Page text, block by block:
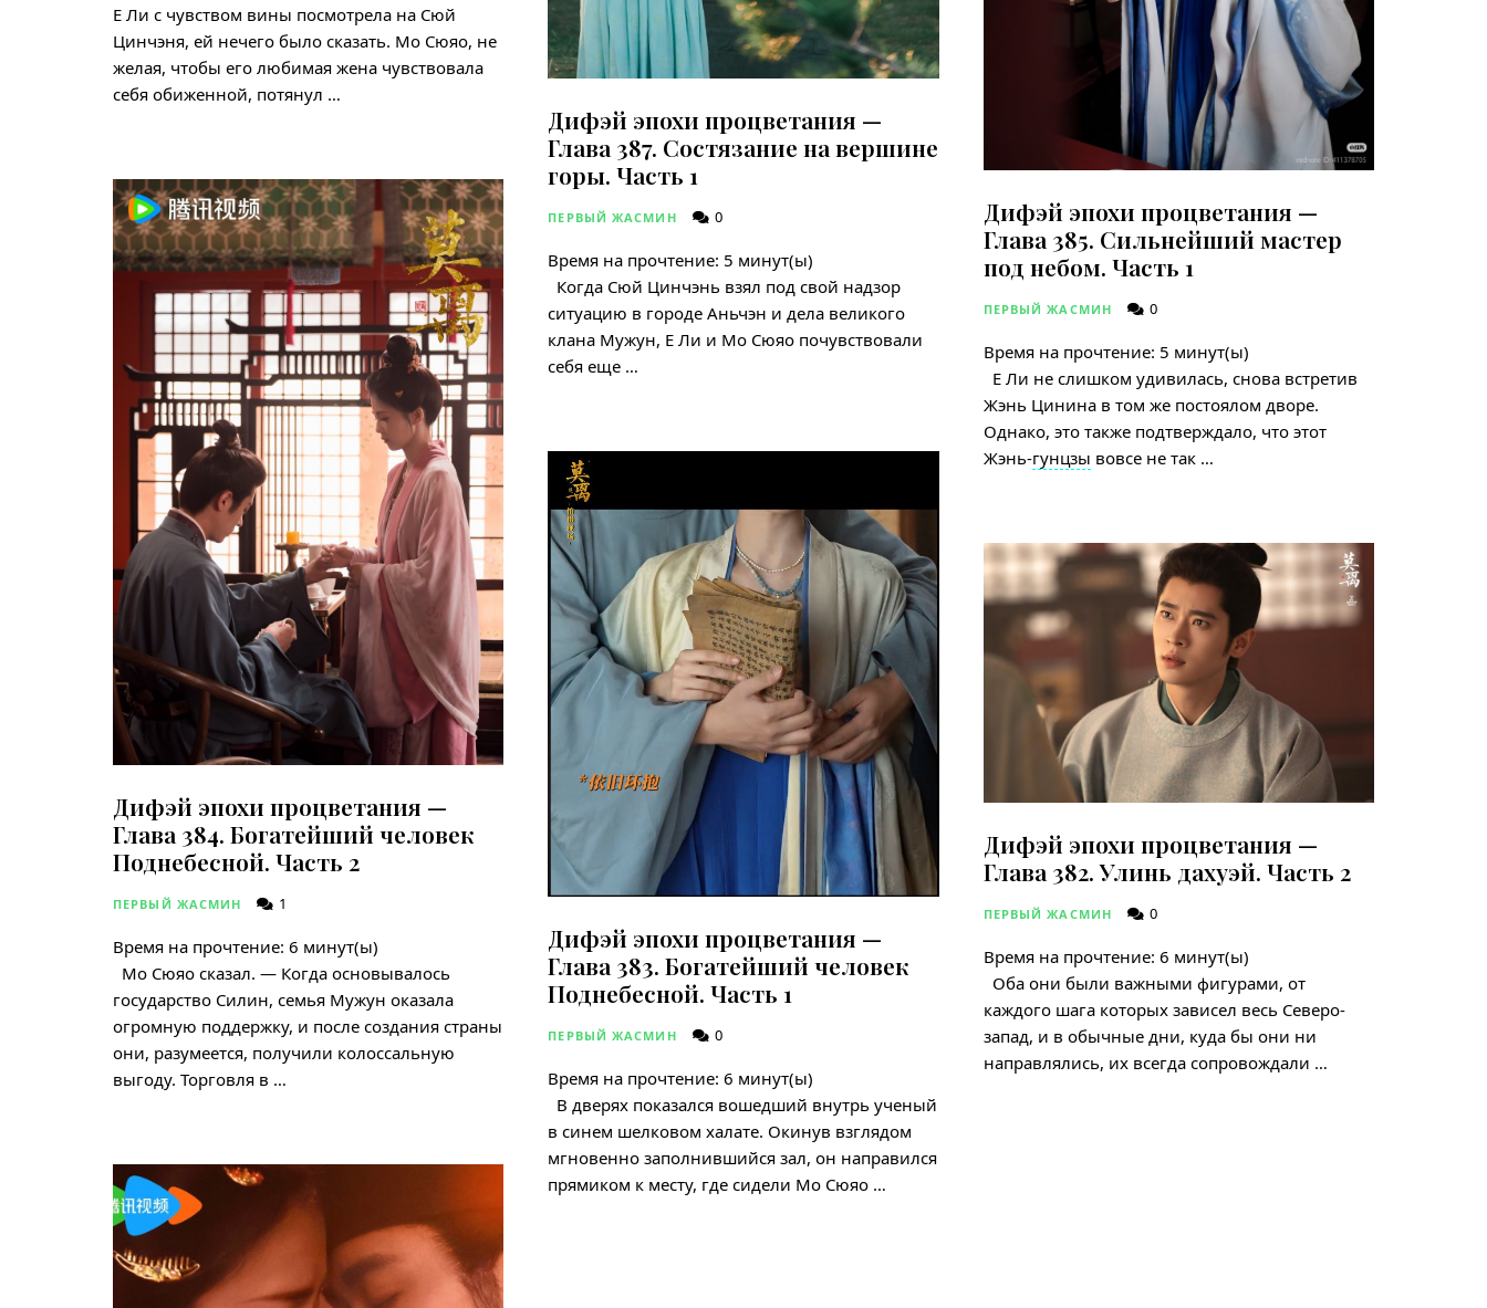
Е Ли с чувством вины посмотрела на Сюй
Цинчэня, ей нечего было сказать. Мо Сюяо, не
желая, чтобы его любимая жена чувствовала
себя обиженной, потянул …
Дифэй эпохи процветания —
Глава 384. Богатейший человек
Поднебесной. Часть 2
ПЕРВЫЙ ЖАСМИН 1
Время на прочтение: 6 минут(ы)
Мо Сюяо сказал. — Когда основывалось
государство Силин, семья Мужун оказала
огромную поддержку, и после создания страны
они, разумеется, получили колоссальную
выгоду. Торговля в …
Дифэй эпохи процветания —
Глава 387. Состязание на вершине
горы. Часть 1
ПЕРВЫЙ ЖАСМИН 0
Время на прочтение: 5 минут(ы)
Когда Сюй Цинчэнь взял под свой надзор
ситуацию в городе Аньчэн и дела великого
клана Мужун, Е Ли и Мо Сюяо почувствовали
себя еще …
Дифэй эпохи процветания —
Глава 383. Богатейший человек
Поднебесной. Часть 1
ПЕРВЫЙ ЖАСМИН 0
Время на прочтение: 6 минут(ы)
В дверях показался вошедший внутрь ученый
в синем шелковом халате. Окинув взглядом
мгновенно заполнившийся зал, он направился
прямиком к месту, где сидели Мо Сюяо …
Дифэй эпохи процветания —
Глава 385. Сильнейший мастер
под небом. Часть 1
ПЕРВЫЙ ЖАСМИН 0
Время на прочтение: 5 минут(ы)
Е Ли не слишком удивилась, снова встретив
Жэнь Цинина в том же постоялом дворе.
Однако, это также подтверждало, что этот
Жэнь-гунцзы вовсе не так …
Дифэй эпохи процветания —
Глава 382. Улинь дахуэй. Часть 2
ПЕРВЫЙ ЖАСМИН 0
Время на прочтение: 6 минут(ы)
Оба они были важными фигурами, от
каждого шага которых зависел весь Северо-
запад, и в обычные дни, куда бы они ни
направлялись, их всегда сопровождали …